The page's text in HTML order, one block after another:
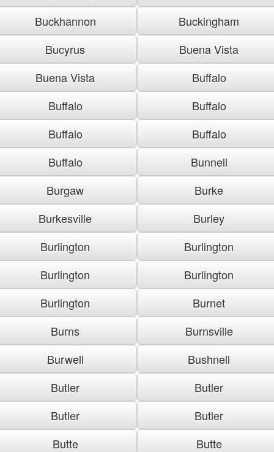
Buckhannon
Buckingham
Bucyrus
Buena Vista
Buena Vista
Buffalo
Buffalo
Buffalo
Buffalo
Buffalo
Buffalo
Bunnell
Burgaw
Burke
Burkesville
Burley
Burlington
Burlington
Burlington
Burlington
Burlington
Burnet
Burns
Burnsville
Burwell
Bushnell
Butler
Butler
Butler
Butler
Butte
Butte